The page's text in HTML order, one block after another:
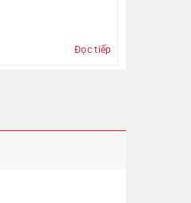
Đọc tiếp